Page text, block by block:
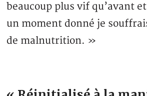
beaucoup plus vif qu’avant
un moment donné je
de malnutrition. »